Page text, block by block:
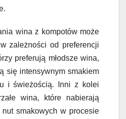
wina z kompotów może
zależności od preferencji
preferują młodsze wina,
się intensywnym smakiem
i świeżością. Inni z kolei
wina, które nabierają
nut smakowych w procesie